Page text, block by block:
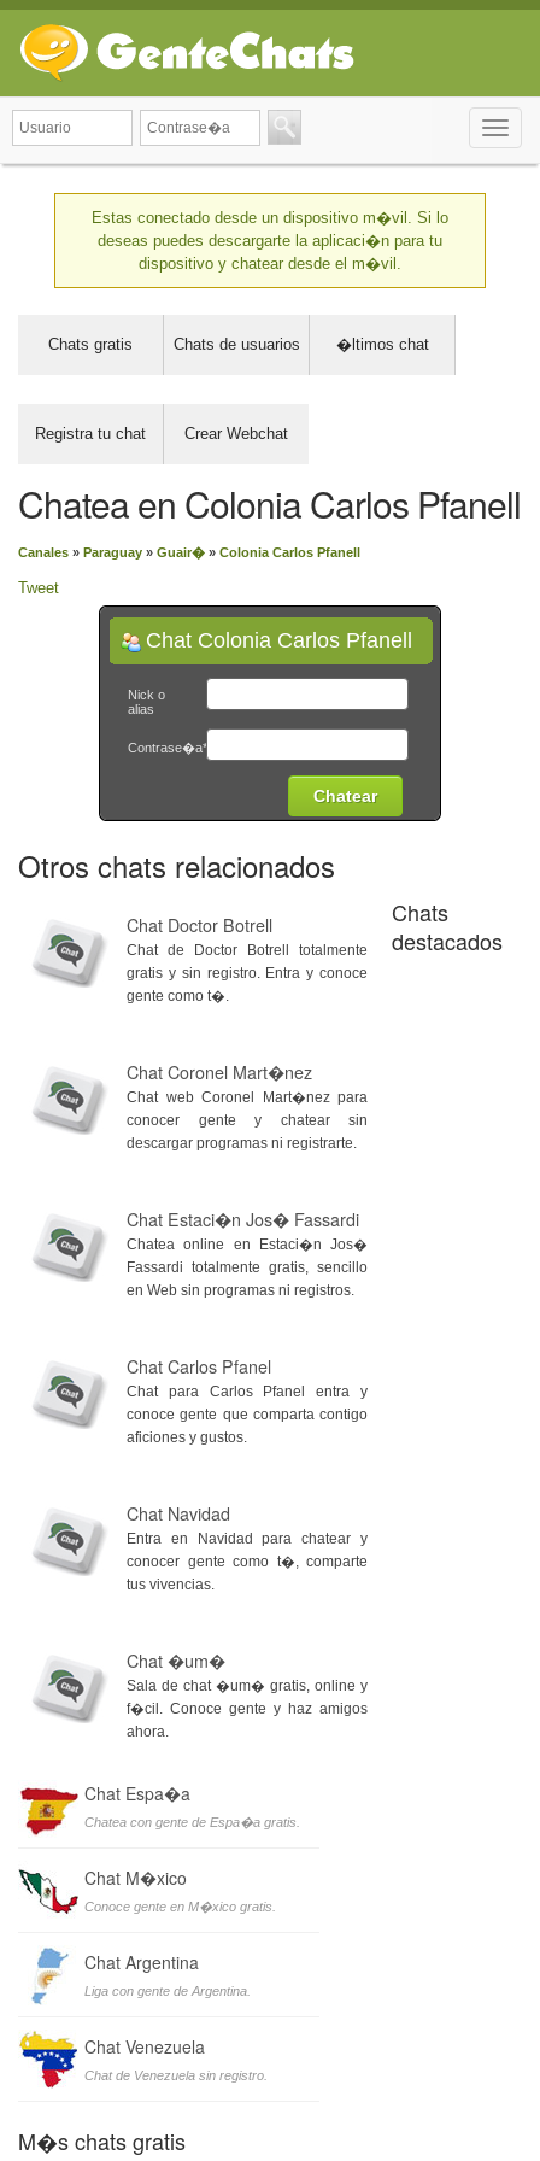
Toggle
Estas conectado desde un dispositivo m�vil. Si lo
deseas puedes descargarte la aplicaci�n para tu
dispositivo y chatear desde el m�vil.
Chats gratis Chats de usuarios �ltimos chat
Registra tu chat Crear Webchat
Chatea en Colonia Carlos Pfanell
Canales » Paraguay » Guair� » Colonia Carlos Pfanell
Tweet
Chat Colonia Carlos Pfanell
Nick o
alias
Contrase�a*
Otros chats relacionados
Chat Doctor Botrell
Chat de Doctor Botrell totalmente
gratis y sin registro. Entra y conoce
gente como t�.
Chat Coronel Mart�nez
Chat web Coronel Mart�nez para
conocer gente y chatear sin
descargar programas ni registrarte.
Chat Estaci�n Jos� Fassardi
Chatea online en Estaci�n Jos�
Fassardi totalmente gratis, sencillo
en Web sin programas ni registros.
Chat Carlos Pfanel
Chat para Carlos Pfanel entra y
conoce gente que comparta contigo
aficiones y gustos.
Chat Navidad
Entra en Navidad para chatear y
conocer gente como t�, comparte
tus vivencias.
Chat �um�
Sala de chat �um� gratis, online y
f�cil. Conoce gente y haz amigos
ahora.
Chats
destacados
Chat Espa�a
Chatea con gente de Espa�a gratis.
Chat M�xico
Conoce gente en M�xico gratis.
Chat Argentina
Liga con gente de Argentina.
Chat Venezuela
Chat de Venezuela sin registro.
M�s chats gratis